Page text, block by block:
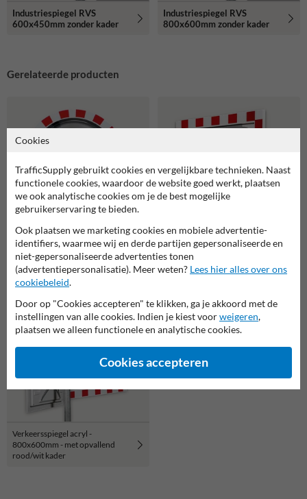
Industriespiegel RVS
600x450mm zonder kader
Industriespiegel RVS
800x600mm zonder kader
Gerelateerde producten
Verkeersspiegel Ø600mm acryl -
grote kijkhoek
Verkeersspiegel acryl -
600x400mm - met opvallend
rood/wit kader
Verkeersspiegel acryl -
800x600mm - met opvallend
rood/wit kader
Cookies
TrafficSupply gebruikt cookies en vergelijkbare technieken. Naast
functionele cookies, waardoor de website goed werkt, plaatsen
we ook analytische cookies om je de best mogelijke
gebruikerservaring te bieden.
Ook plaatsen we marketing cookies en mobiele advertentie-
identifiers, waarmee wij en derde partijen gepersonaliseerde en
niet-gepersonaliseerde advertenties tonen
(advertentiepersonalisatie). Meer weten? Lees hier alles over ons
cookiebeleid.
Door op "Cookies accepteren" te klikken, ga je akkoord met de
instellingen van alle cookies. Indien je kiest voorweigeren,
plaatsen we alleen functionele en analytische cookies.
Cookies accepteren